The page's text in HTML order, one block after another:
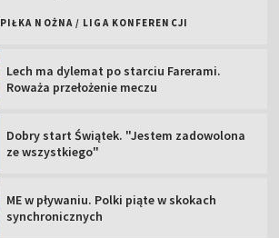
PIŁKA NOŻNA / LIGA KONFERENCJI
Lech ma dylemat po starciu Farerami.
Roważa przełożenie meczu
Dobry start Świątek. "Jestem zadowolona
ze wszystkiego"
ME w pływaniu. Polki piąte w skokach
synchronicznych